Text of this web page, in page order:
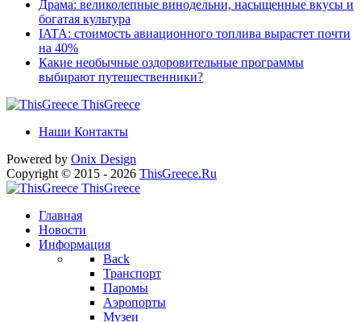
Драма: великолепные винодельни, насыщенные вкусы и
богатая культура
IATA: стоимость авиационного топлива вырастет почти
на 40%
Какие необычные оздоровительные программы
выбирают путешественники?
ThisGreece
Наши Контакты
Powered by Onix Design
Copyright © 2015 - 2026 ThisGreece.Ru
ThisGreece
Главная
Новости
Информация
Back
Транспорт
Паромы
Аэропорты
Музеи